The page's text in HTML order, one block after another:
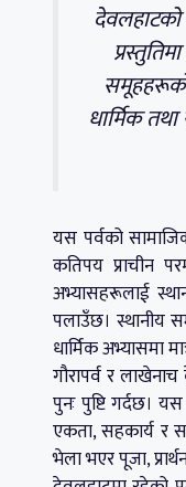
धार्मिक
यस पर्वको
कतिपय प्राचीन
अभ्यासहरूलाई
पलाउँछ। स्थानीय
धार्मिक अभ्यासमा
गौरापर्व र
पुनः पुष्टि गर्दछ।
एकता, सहकार्य र
भेला भएर पूजा,